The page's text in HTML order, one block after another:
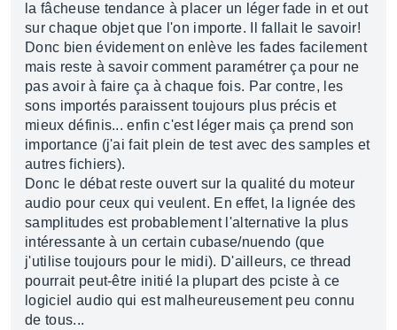
la fâcheuse tendance à placer un léger fade in et out
sur chaque objet que l'on importe. Il fallait le savoir!
Donc bien évidement on enlève les fades facilement
mais reste à savoir comment paramétrer ça pour ne
pas avoir à faire ça à chaque fois. Par contre, les
sons importés paraissent toujours plus précis et
mieux définis... enfin c'est léger mais ça prend son
importance (j'ai fait plein de test avec des samples et
autres fichiers).
Donc le débat reste ouvert sur la qualité du moteur
audio pour ceux qui veulent. En effet, la lignée des
samplitudes est probablement l'alternative la plus
intéressante à un certain cubase/nuendo (que
j'utilise toujours pour le midi). D'ailleurs, ce thread
pourrait peut-être initié la plupart des pciste à ce
logiciel audio qui est malheureusement peu connu
de tous...